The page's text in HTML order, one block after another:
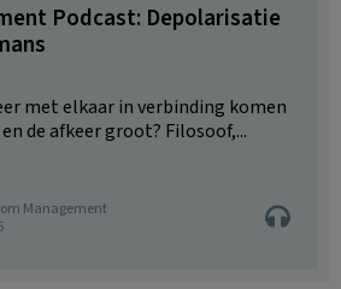
Podcast: Depolarisatie
met elkaar in verbinding komen
de afkeer groot? Filosoof,...
Management